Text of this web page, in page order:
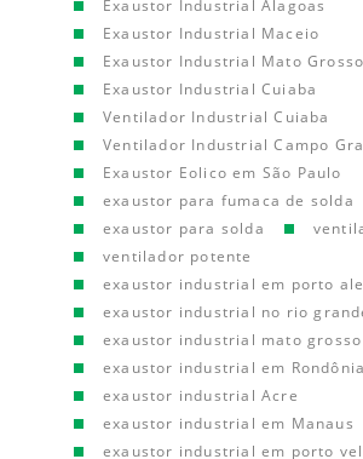
Exaustor Industrial Alagoas
Exaustor Industrial Maceio
Exaustor Industrial Mato Grosso
Exaustor Industrial Cuiaba
Ventilador Industrial Cuiaba
Ventilador Industrial Campo
Exaustor Eolico em São Paulo
exaustor para fumaca de solda
exaustor para solda
ventilador potente
exaustor industrial em porto
exaustor industrial no rio
exaustor industrial mato grosso
exaustor industrial em Rondônia
exaustor industrial Acre
exaustor industrial em Manaus
exaustor industrial em porto